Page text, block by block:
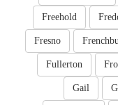
Freehold
Fresno
Fullerton
Gail